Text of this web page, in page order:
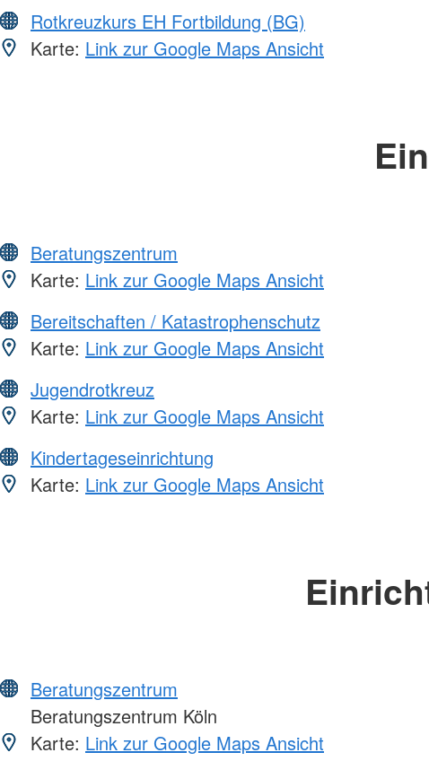
Rotkreuzkurs EH Fortbildung (BG)
Karte: Link zur Google Maps Ansicht
Beratungszentrum
Karte: Link zur Google Maps Ansicht
Bereitschaften / Katastrophenschutz
Karte: Link zur Google Maps Ansicht
Jugendrotkreuz
Karte: Link zur Google Maps Ansicht
Kindertageseinrichtung
Karte: Link zur Google Maps Ansicht
Beratungszentrum
Beratungszentrum Köln
Karte: Link zur Google Maps Ansicht